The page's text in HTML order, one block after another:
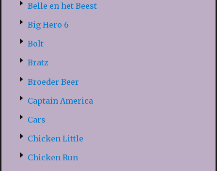
Belle en het Beest
Big Hero 6
Bolt
Bratz
Broeder Beer
Captain America
Cars
Chicken Little
Chicken Run